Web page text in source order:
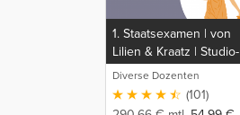
1. Staatsexamen | von
Lilien & Kraatz | Studio-
Rep
Diverse Dozenten
(101)